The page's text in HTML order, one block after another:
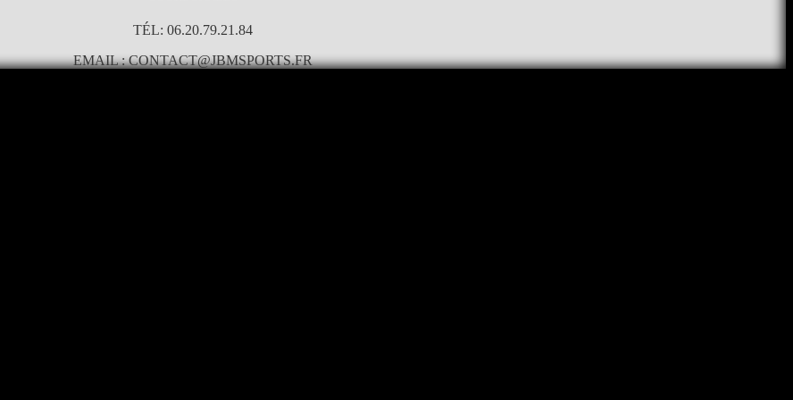
TÉL: 06.20.79.21.84
EMAIL : CONTACT@JBMSPORTS.FR